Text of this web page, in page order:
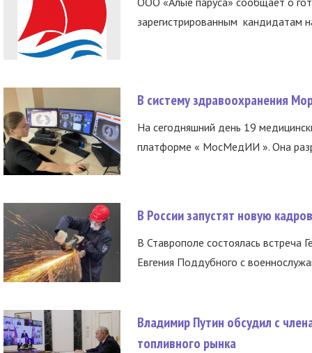
зарегистрированным кандидатам
В систему здравоохранения
На сегодняшний день 19
платформе « МосМедИИ ». Она
В России запустят новую
В Ставрополе состоялась встреча
Евгения Поддубного с
Владимир Путин обсудил с
топливного рынка